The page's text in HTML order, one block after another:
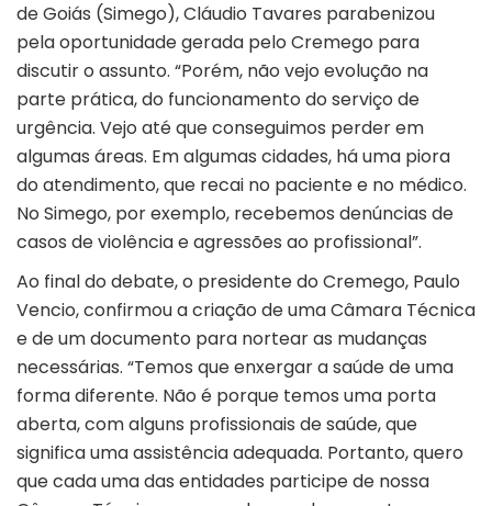
de Goiás (Simego), Cláudio Tavares parabenizou
pela oportunidade gerada pelo Cremego para
discutir o assunto. “Porém, não vejo evolução na
parte prática, do funcionamento do serviço de
urgência. Vejo até que conseguimos perder em
algumas áreas. Em algumas cidades, há uma piora
do atendimento, que recai no paciente e no médico.
No Simego, por exemplo, recebemos denúncias de
casos de violência e agressões ao profissional”.
Ao final do debate, o presidente do Cremego, Paulo
Vencio, confirmou a criação de uma Câmara Técnica
e de um documento para nortear as mudanças
necessárias. “Temos que enxergar a saúde de uma
forma diferente. Não é porque temos uma porta
aberta, com alguns profissionais de saúde, que
significa uma assistência adequada. Portanto, quero
que cada uma das entidades participe de nossa